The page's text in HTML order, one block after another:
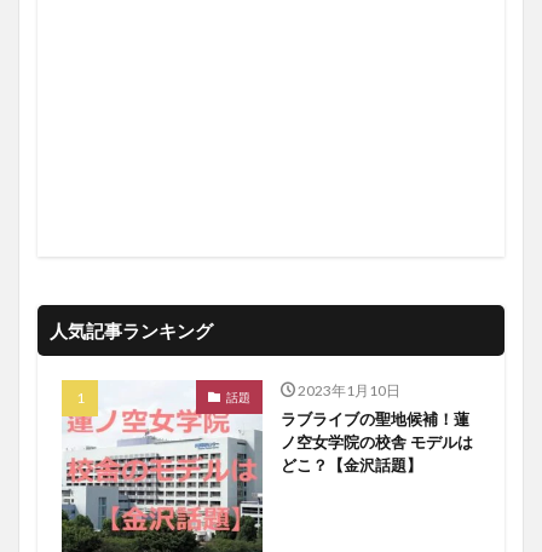
人気記事ランキング
話題 2023年1月10日
ラブライブの聖地候補！蓮
ノ空女学院の校舎 モデルは
どこ？【金沢話題】